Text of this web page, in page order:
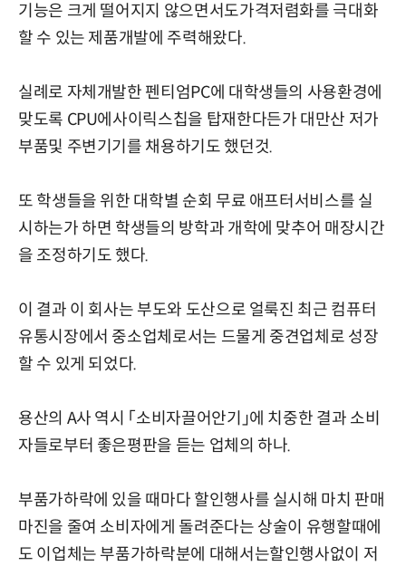
기능은 크게 떨어지지 않으면서도가격저렴화를 극대화
할 수 있는 제품개발에 주력해왔다.
실례로 자체개발한 펜티엄PC에 대학생들의 사용환경에
맞도록 CPU에사이릭스칩을 탑재한다든가 대만산 저가
부품및 주변기기를 채용하기도 했던것.
또 학생들을 위한 대학별 순회 무료 애프터서비스를 실
시하는가 하면 학생들의 방학과 개학에 맞추어 매장시간
을 조정하기도 했다.
이 결과 이 회사는 부도와 도산으로 얼룩진 최근 컴퓨터
유통시장에서 중소업체로서는 드물게 중견업체로 성장
할 수 있게 되었다.
용산의 A사 역시 「소비자끌어안기」에 치중한 결과 소비
자들로부터 좋은평판을 듣는 업체의 하나.
부품가하락에 있을 때마다 할인행사를 실시해 마치 판매
마진을 줄여 소비자에게 돌려준다는 상술이 유행할때에
도 이업체는 부품가하락분에 대해서는할인행사없이 저